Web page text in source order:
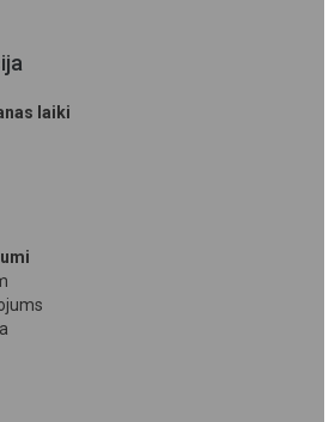
laiki